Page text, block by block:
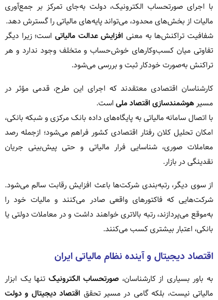
با اجرای صورتحساب الکترونیک، دولت به‌جای تمرکز بر جمع‌آوری
مالیات از بخش‌های محدود، می‌تواند پایه‌های مالیاتی را گسترش دهد.
شفافیت تراکنش‌ها به معنی افزایش عدالت مالیاتی است؛ زیرا دیگر
تفاوتی میان کسب‌وکارهای خوش‌حساب و متخلف وجود ندارد و هر
تراکنش به‌صورت خودکار ثبت و بررسی می‌شود.
کارشناسان اقتصادی معتقدند که اجرای این طرح، قدمی مؤثر در
مسیر هوشمندسازی اقتصاد ملی است.
با اتصال سامانه مالیاتی به پایگاه‌های داده بانک مرکزی و شبکه بانکی،
امکان تحلیل کلان رفتار اقتصادی کشور فراهم می‌شود؛ ازجمله رصد
معاملات صوری، شناسایی فرار مالیاتی و حتی پیش‌بینی جریان
نقدینگی در بازار.
از سوی دیگر، رتبه‌بندی شرکت‌ها باعث افزایش رقابت سالم می‌شود.
شرکت‌هایی که فاکتورهای واقعی صادر می‌کنند و مالیات خود را
به‌موقع می‌پردازند، رتبه بالاتری خواهند داشت و در معاملات دولتی یا
بانکی، اعتبار بیشتری کسب می‌کنند.
اقتصاد دیجیتال و آینده نظام مالیاتی ایران
به باور بسیاری از کارشناسان، صورتحساب الکترونیک تنها یک ابزار
مالیاتی نیست، بلکه گامی در مسیر تحقق اقتصاد دیجیتال و دولت